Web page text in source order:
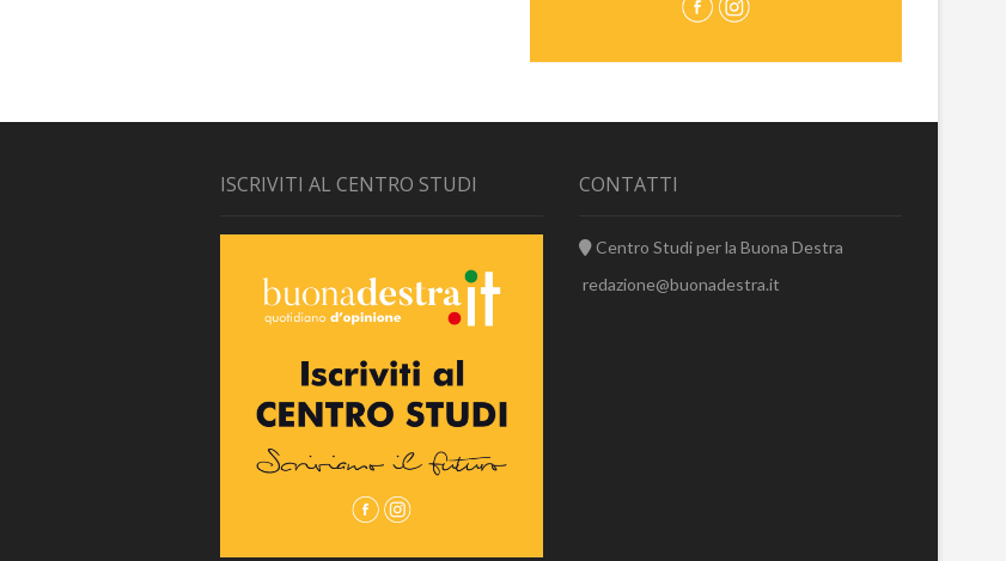
ISCRIVITI AL CENTRO STUDI CONTATTI
Centro Studi per la Buona Destra
redazione@buonadestra.it